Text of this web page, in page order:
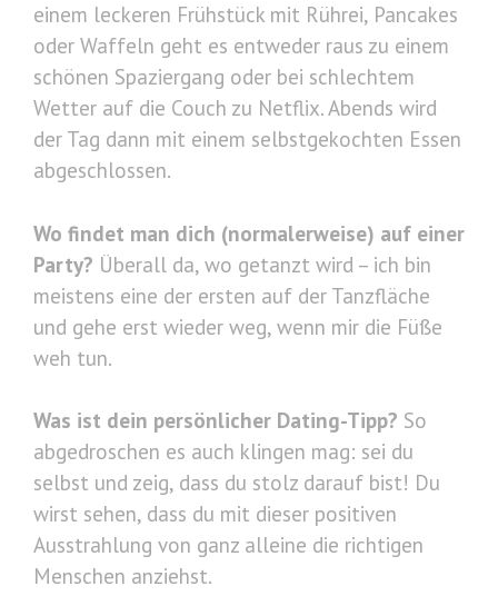
einem leckeren Frühstück mit Rührei, Pancakes
oder Waffeln geht es entweder raus zu einem
schönen Spaziergang oder bei schlechtem
Wetter auf die Couch zu Netflix. Abends wird
der Tag dann mit einem selbstgekochten Essen
abgeschlossen.
Wo findet man dich (normalerweise) auf einer
Party? Überall da, wo getanzt wird – ich bin
meistens eine der ersten auf der Tanzfläche
und gehe erst wieder weg, wenn mir die Füße
weh tun.
Was ist dein persönlicher Dating-Tipp? So
abgedroschen es auch klingen mag: sei du
selbst und zeig, dass du stolz darauf bist! Du
wirst sehen, dass du mit dieser positiven
Ausstrahlung von ganz alleine die richtigen
Menschen anziehst.